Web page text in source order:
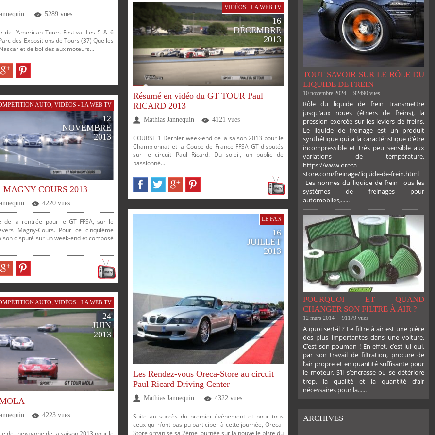
PINTEREST
FACEBOOKTWITTERGOOGLEPINTEREST
FACEBOOKTWITTERGOOGLEPINTEREST
PINTEREST
SUR SUR SUR SUR
SUR
PARTAGER
PARTAGERPARTAGERPARTAGERPARTAGER
5289 vues
de l’American Tours Festival Les 5 & 6
des Expositions de Tours (37) Que les
et de bolides aux moteurs...
PARTAGER
VIDÉOS - LA WEB TV
16
DÉCEMBRE
2013
Résumé en vidéo du GT TOUR Paul
RICARD 2013
Mathias Jannequin 4121 vues
COURSE 1 Dernier week-end de la saison 2013 pour le
Championnat et la Coupe de France FFSA GT disputés
sur le circuit Paul Ricard. Du soleil, un public de
passionné...
PARTAGERPARTAGERPARTAGERPARTAGER
AUTO, VIDÉOS - LA WEB TV
12
NOVEMBRE
2013
MAGNY COURS 2013
4220 vues
de la rentrée pour le GT FFSA, sur le
Magny-Cours. Pour ce cinquième
disputé sur un week-end et composé
LE FAN
16
JUILLET
2013
Les Rendez-vous Oreca-Store au circuit
Paul Ricard Driving Center
Mathias Jannequin 4322 vues
Suite au succès du premier événement et pour tous
ceux qui n’ont pas pu participer à cette journée, Oreca-
Store organise sa 2éme journée sur la nouvelle piste du
AUTO, VIDÉOS - LA WEB TV
24
JUIN
2013
4223 vues
de l’hexagone de la saison 2013 pour le
TOUT SAVOIR SUR LE RÔLE DU
LIQUIDE DE FREIN
10 novembre 2024 92490 vues
Rôle du liquide de frein Transmettre
jusqu’aux roues (étriers de freins), la
pression exercée sur les leviers de freins.
Le liquide de freinage est un produit
synthétique qui a la caractéristique d’être
incompressible et très peu sensible aux
variations de température.
https://www.oreca-
store.com/freinage/liquide-de-frein.html
Les normes du liquide de frein Tous les
systèmes de freinages pour
automobiles,......
POURQUOI ET QUAND
CHANGER SON FILTRE À AIR ?
12 mars 2014 91179 vues
A quoi sert-il ? Le filtre à air est une pièce
des plus importantes dans une voiture.
C’est son poumon ! En effet, c’est lui qui,
par son travail de filtration, procure de
l’air propre et en quantité suffisante pour
le moteur. S’il s’encrasse ou se détériore
trop, la qualité et la quantité d’air
nécessaires pour la......
ARCHIVES